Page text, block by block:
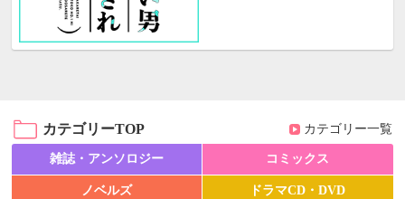
カテゴリーTOP カテゴリー一覧
雑誌・アンソロジー コミックス
ノベルズ ドラマCD・DVD